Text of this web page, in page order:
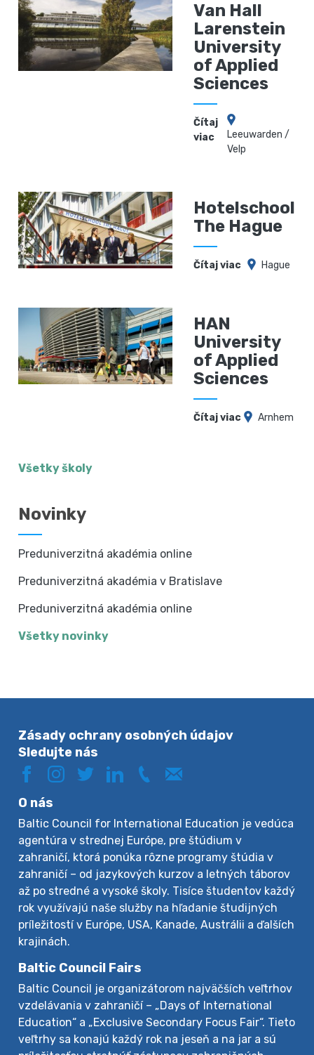
Van Hall
Larenstein
University
of Applied
Sciences
Čítaj
viac
Leeuwarden /
Velp
Hotelschool
The Hague
Čítaj viac Hague
HAN
University
of Applied
Sciences
Čítaj viac Arnhem
Všetky školy
Novinky
Preduniverzitná akadémia online
Preduniverzitná akadémia v Bratislave
Preduniverzitná akadémia online
Všetky novinky
Zásady ochrany osobných údajov
Sledujte nás
O nás
Baltic Council for International Education je vedúca
agentúra v strednej Európe, pre štúdium v
zahraničí, ktorá ponúka rôzne programy štúdia v
zahraničí – od jazykových kurzov a letných táborov
až po stredné a vysoké školy. Tisíce študentov každý
rok využívajú naše služby na hľadanie študijných
príležitostí v Európe, USA, Kanade, Austrálii a ďalších
krajinách.
Baltic Council Fairs
Baltic Council je organizátorom najväčších veľtrhov
vzdelávania v zahraničí – „Days of International
Education“ a „Exclusive Secondary Focus Fair“. Tieto
veľtrhy sa konajú každý rok na jeseň a na jar a sú